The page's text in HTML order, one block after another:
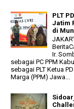
PLT
Jatim
di
Ir.
sebagai PC PPM
sebagai PLT Ketua
Marga (PPM) Jawa...